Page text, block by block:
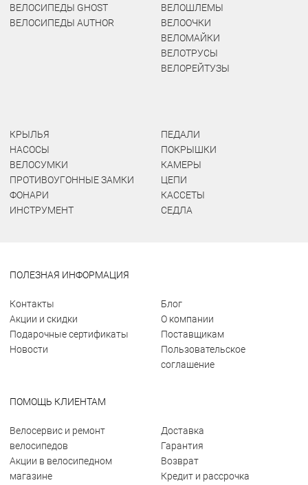
ВЕЛОСИПЕДЫ GHOST
ВЕЛОСИПЕДЫ AUTHOR
ВЕЛОШЛЕМЫ
ВЕЛООЧКИ
ВЕЛОМАЙКИ
ВЕЛОТРУСЫ
ВЕЛОРЕЙТУЗЫ
КРЫЛЬЯ
НАСОСЫ
ВЕЛОСУМКИ
ПРОТИВОУГОННЫЕ ЗАМКИ
ФОНАРИ
ИНСТРУМЕНТ
ПЕДАЛИ
ПОКРЫШКИ
КАМЕРЫ
ЦЕПИ
КАССЕТЫ
СЕДЛА
ПОЛЕЗНАЯ ИНФОРМАЦИЯ
Контакты
Акции и скидки
Подарочные сертификаты
Новости
Блог
О компании
Поставщикам
Пользовательское
соглашение
ПОМОЩЬ КЛИЕНТАМ
Велосервис и ремонт
велосипедов
Акции в велосипедном
магазине
Доставка
Гарантия
Возврат
Кредит и рассрочка